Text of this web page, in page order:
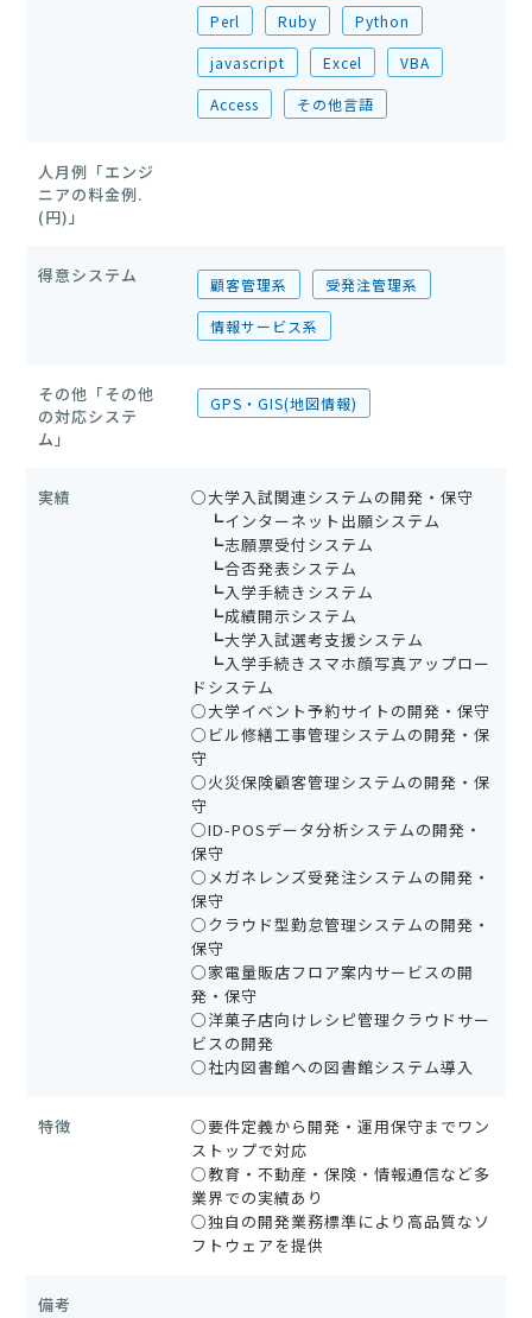
Perl Ruby Python
javascript Excel VBA
Access その他言語
人月例「エンジ
ニアの料金例.
(円)」
得意システム 顧客管理系 受発注管理系
情報サービス系
その他「その他
の対応システ
ム」
GPS・GIS(地図情報)
実績
○大学入試関連システムの開発・保守
┗インターネット出願システム
┗志願票受付システム
┗合否発表システム
┗入学手続きシステム
┗成績開示システム
┗大学入試選考支援システム
┗入学手続きスマホ顔写真アップロー
ドシステム
○大学イベント予約サイトの開発・保守
○ビル修繕工事管理システムの開発・保
守
○火災保険顧客管理システムの開発・保
守
○ID-POSデータ分析システムの開発・
保守
○メガネレンズ受発注システムの開発・
保守
○クラウド型勤怠管理システムの開発・
保守
○家電量販店フロア案内サービスの開
発・保守
○洋菓子店向けレシピ管理クラウドサー
ビスの開発
○社内図書館への図書館システム導入
特徴
○要件定義から開発・運用保守までワン
ストップで対応
○教育・不動産・保険・情報通信など多
業界での実績あり
○独自の開発業務標準により高品質なソ
フトウェアを提供
備考